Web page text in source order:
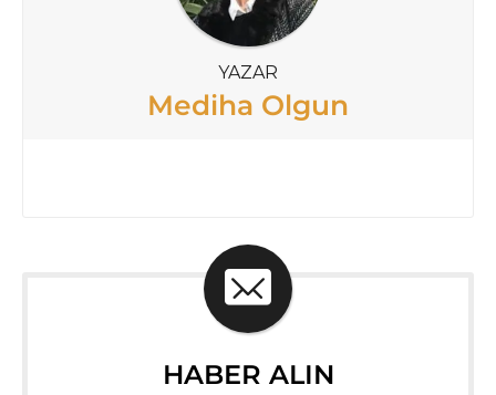
YAZAR
Mediha Olgun
HABER ALIN